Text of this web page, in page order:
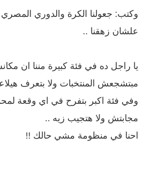
علشان زهقنا ..
يا راجل ده في فئة كبيرة مننا ان
مبتشجعش المنتخبات ولا بتعرف
وفي فئة اكبر بتفرح في اي وقعة
مجابتش ولا هتجيب زيه ..
احنا في منظومة مشي حالك !!